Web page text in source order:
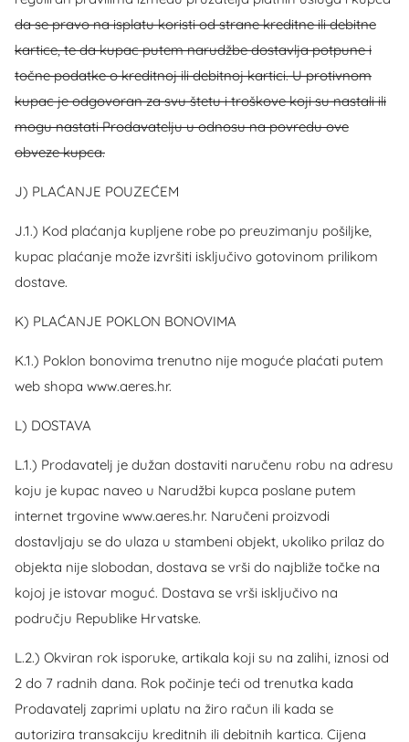
da se pravo na isplatu koristi od strane kreditne ili debitne
kartice, te da kupac putem narudžbe dostavlja potpune i
točne podatke o kreditnoj ili debitnoj kartici. U protivnom
kupac je odgovoran za svu štetu i troškove koji su nastali ili
mogu nastati Prodavatelju u odnosu na povredu ove
obveze kupca.
J) PLAĆANJE POUZEĆEM
J.1.) Kod plaćanja kupljene robe po preuzimanju pošiljke,
kupac plaćanje može izvršiti isključivo gotovinom prilikom
dostave.
K) PLAĆANJE POKLON BONOVIMA
K.1.) Poklon bonovima trenutno nije moguće plaćati putem
web shopa www.aeres.hr.
L) DOSTAVA
L.1.) Prodavatelj je dužan dostaviti naručenu robu na adresu
koju je kupac naveo u Narudžbi kupca poslane putem
internet trgovine www.aeres.hr. Naručeni proizvodi
dostavljaju se do ulaza u stambeni objekt, ukoliko prilaz do
objekta nije slobodan, dostava se vrši do najbliže točke na
kojoj je istovar moguć. Dostava se vrši isključivo na
području Republike Hrvatske.
L.2.) Okviran rok isporuke, artikala koji su na zalihi, iznosi od
2 do 7 radnih dana. Rok počinje teći od trenutka kada
Prodavatelj zaprimi uplatu na žiro račun ili kada se
autorizira transakciju kreditnih ili debitnih kartica. Cijena